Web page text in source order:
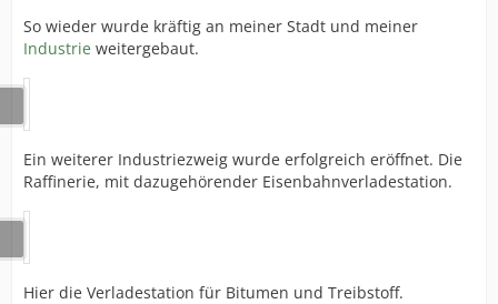
So wieder wurde kräftig an meiner Stadt und meiner
Industrie weitergebaut.
Ein weiterer Industriezweig wurde erfolgreich eröffnet. Die
Raffinerie, mit dazugehörender Eisenbahnverladestation.
Hier die Verladestation für Bitumen und Treibstoff.